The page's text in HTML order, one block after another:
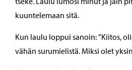
kuuntelemaan sitä.
Kun laulu loppui sanoin: ”Kiitos,
vähän surumielistä. Miksi olet